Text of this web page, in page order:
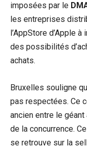
imposées par le
les entreprises
l’AppStore d’Apple
des possibilités
achats.
Bruxelles souligne
pas respectées. Ce
ancien entre le
de la concurrence.
se retrouve sur la